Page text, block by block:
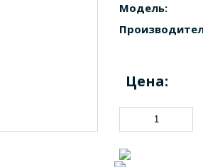
Модель:
Цена: